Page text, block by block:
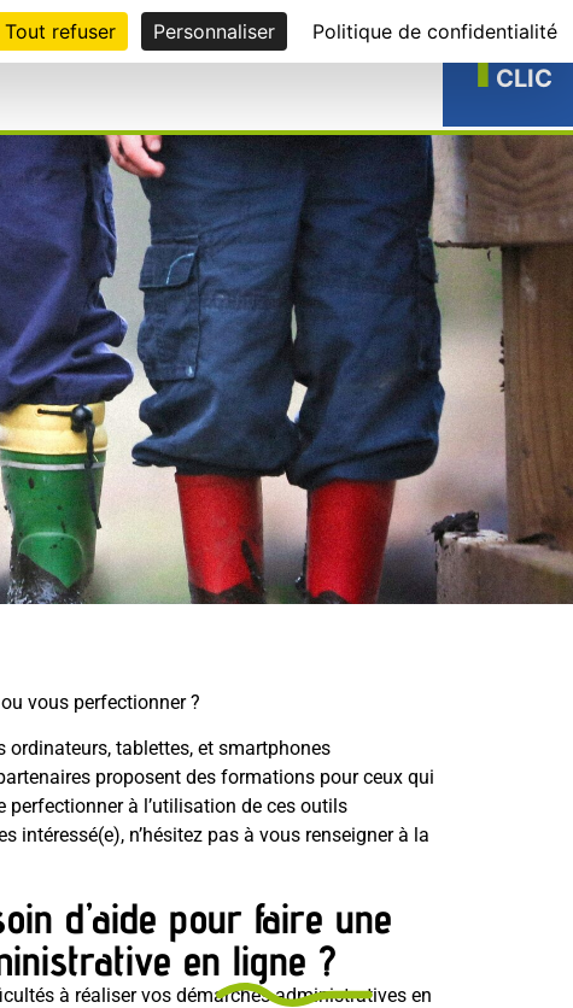
1 EN
CLIC
vous perfectionner ?
ordinateurs, tablettes, et smartphones
proposent des formations pour ceux qui
perfectionner à l’utilisation de ces outils
intéressé(e), n’hésitez pas à vous renseigner à la
d’aide pour faire une
en ligne ?
à réaliser vos démarches administratives en
Tout refuser Personnaliser Politique de confidentialité